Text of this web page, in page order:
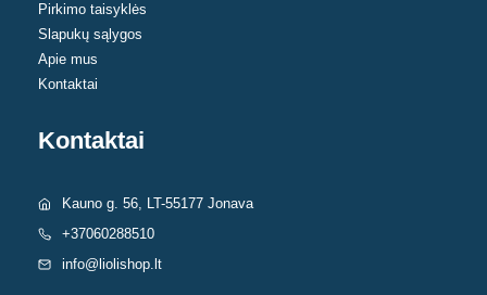
Pirkimo taisyklės
Slapukų sąlygos
Apie mus
Kontaktai
Kontaktai
Kauno g. 56, LT-55177 Jonava
+37060288510
info@liolishop.lt